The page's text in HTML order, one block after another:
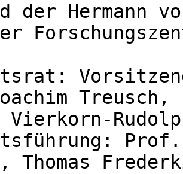
der Hermann
Thomas